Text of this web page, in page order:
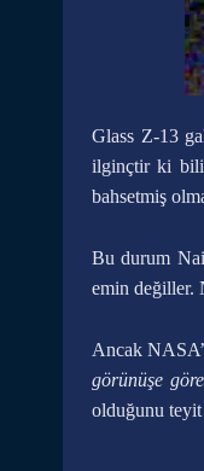
Glass Z-13
ilginçtir ki
bahsetmiş
Bu durum
emin değiller.
Ancak
görünüşe
olduğunu